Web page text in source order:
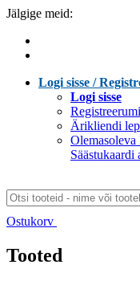
Jälgige meid:
Logi sisse /
Logi sisse
Ärikliendi
Ostukorv
Tooted